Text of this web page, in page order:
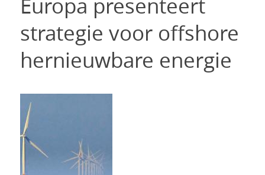
Europa presenteert
strategie voor offshore
hernieuwbare energie